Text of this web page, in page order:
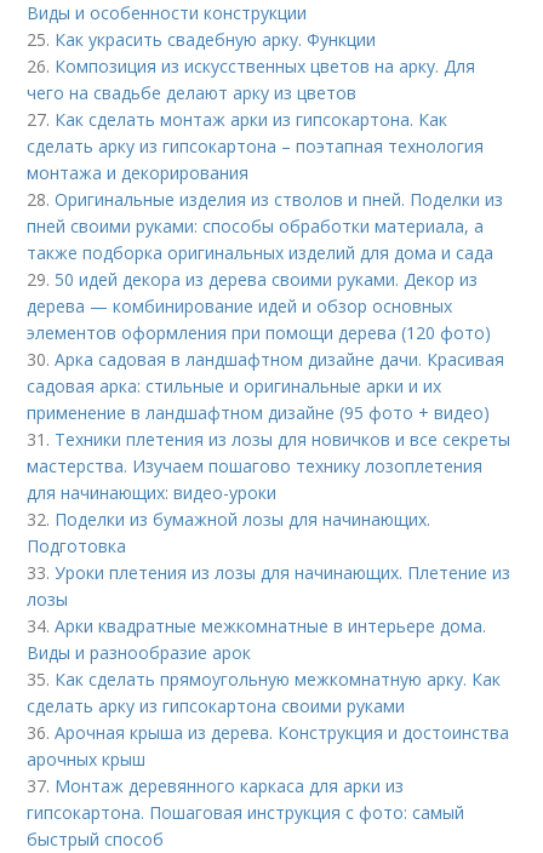
Виды и особенности конструкции
25. Как украсить свадебную арку. Функции
26. Композиция из искусственных цветов на арку. Для
чего на свадьбе делают арку из цветов
27. Как сделать монтаж арки из гипсокартона. Как
сделать арку из гипсокартона – поэтапная технология
монтажа и декорирования
28.Оригинальные изделия из стволов и пней. Поделки из
пней своими руками: способы обработки материала, а
также подборка оригинальных изделий для дома и сада
29. 50 идей декора из дерева своими руками. Декор из
дерева — комбинирование идей и обзор основных
элементов оформления при помощи дерева (120 фото)
30.Арка садовая в ландшафтном дизайне дачи. Красивая
садовая арка: стильные и оригинальные арки и их
применение в ландшафтном дизайне (95 фото + видео)
31. Техники плетения из лозы для новичков и все секреты
мастерства. Изучаем пошагово технику лозоплетения
для начинающих: видео-уроки
32. Поделки из бумажной лозы для начинающих.
Подготовка
33.Уроки плетения из лозы для начинающих. Плетение из
лозы
34.Арки квадратные межкомнатные в интерьере дома.
Виды и разнообразие арок
35. Как сделать прямоугольную межкомнатную арку. Как
сделать арку из гипсокартона своими руками
36.Арочная крыша из дерева. Конструкция и достоинства
арочных крыш
37. Монтаж деревянного каркаса для арки из
гипсокартона. Пошаговая инструкция с фото: самый
быстрый способ